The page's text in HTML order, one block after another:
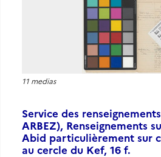
11 medias
Service des
ARBEZ), Renseignements
Abid particulièrement sur
au cercle du Kef, 16 f.